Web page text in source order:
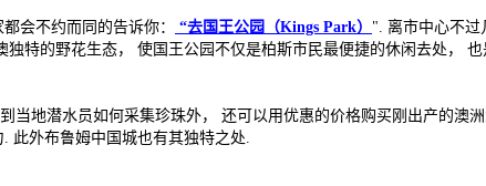
会不约而同的告诉你：
“去国王公园（Kings Park） ". 离市中心不过
特的野花生态， 使国王公园不仅是柏斯市民最便捷的休闲去处，
当地潜水员如何采集珍珠外， 还可以用优惠的价格购买刚出产的澳
此外布鲁姆中国城也有其独特之处.